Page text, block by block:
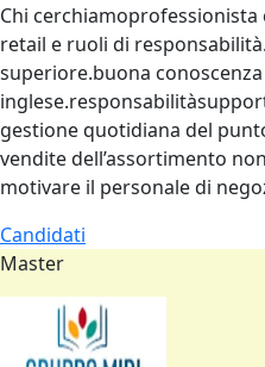
Chi
retail e ruoli di
superiore.buona
gestione quotidiana del
vendite dell’assortimento
motivare il personale di
Candidati
Master